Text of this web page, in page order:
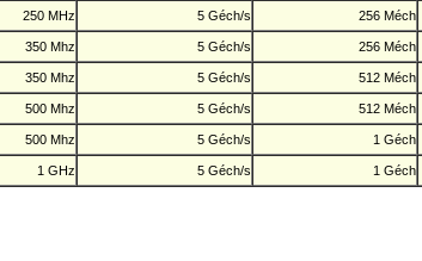
250 MHz 5 Géch/s 256 Méch
350 Mhz 5 Géch/s 256 Méch
350 Mhz 5 Géch/s 512 Méch
500 Mhz 5 Géch/s 512 Méch
500 Mhz 5 Géch/s 1 Géch
1 GHz 5 Géch/s 1 Géch